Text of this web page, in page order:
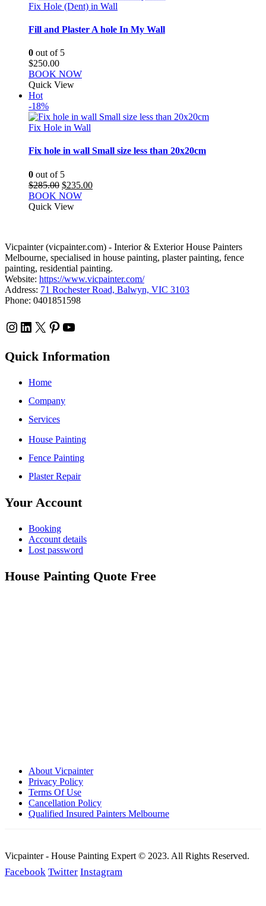
Fix Hole (Dent) in Wall
Fill and Plaster A hole In My Wall
0 out of 5
$250.00
BOOK NOW
Quick View
Hot
-18%
Fix Hole in Wall
Fix hole in wall Small size less than 20x20cm
0 out of 5
$285.00 Original
price
was:
$235.00Current
BOOK NOW
Quick View
Vicpainter (vicpainter.com) - Interior & Exterior House Painters
Melbourne, specialised in house painting, plaster painting, fence
painting, residential painting.
Website: https://www.vicpainter.com/
Address: 71 Rochester Road, Balwyn, VIC 3103
Phone: 0401851598
Instagram
LinkedIn
X Pinterest
YouTube
Quick Information
Home
Company
Services
House Painting
Fence Painting
Plaster Repair
Your Account
Booking
Account details
Lost password
House Painting Quote Free
About Vicpainter
Privacy Policy
Terms Of Use
Cancellation Policy
Qualified Insured Painters Melbourne
Vicpainter - House Painting Expert © 2023. All Rights Reserved.
Facebook Twitter Instagram